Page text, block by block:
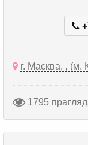
г. Масква, , (м.
1795